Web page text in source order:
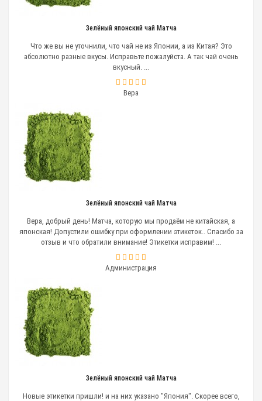
японской культуре.
чайных традиций могут приобрести чай матча оптом
или в розницу в интернет магазине CoffeeCuattro.
Мы рады сотрудничеству с крупными
организациями, частными лицами. Для постоянных
клиентов разработана система скидок и бонусов.
Информация о наличии и ценах на другие сорта,
нашего сайта.
Не упускайте возможность открыть для себя новые
вкусовые ощущения, попробовать напитки, которые до
недавних пор были доступны только избранному кругу
почитателей чая
подделки, обращайтесь только к проверенным
Зелёный японский чай Матча
Что же вы не уточнили, что чай не из Японии, а из Китая? Это
абсолютно разные вкусы. Исправьте пожалуйста. А так чай очень
вкусный. ...
Вера
Зелёный японский чай Матча
Вера, добрый день! Матча, которую мы продаём не китайская, а
японская! Допустили ошибку при оформлении этикеток.. Спасибо за
отзыв и что обратили внимание! Этикетки исправим! ...
Администрация
Зелёный японский чай Матча
Новые этикетки пришли! и на них указано "Япония". Скорее всего,